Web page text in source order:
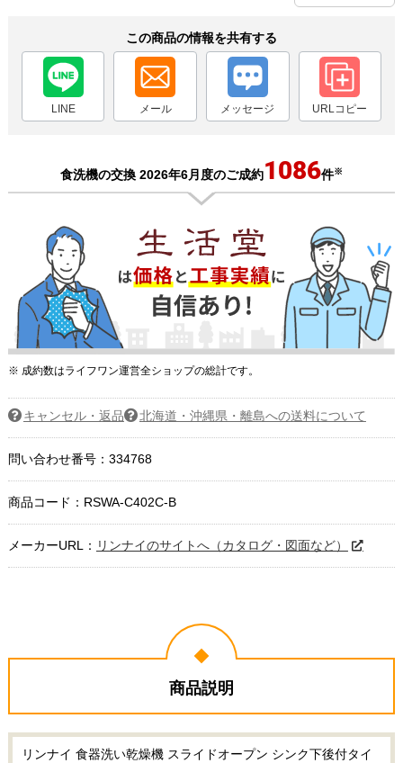
この商品の情報を共有する
LINE メール メッセージ URLコピー
食洗機の交換 2026年6月度のご成約1086件※
※ 成約数はライフワン運営全ショップの総計です。
キャンセル・返品 北海道・沖縄県・離島への送料について
問い合わせ番号：334768
商品コード： RSWA-C402C-B
メーカーURL： リンナイのサイトへ（カタログ・図面など）
商品説明
リンナイ 食器洗い乾燥機 スライドオープン シンク下後付タイ